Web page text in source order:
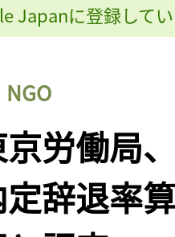
Japanに登録して
京労働局
辞退率